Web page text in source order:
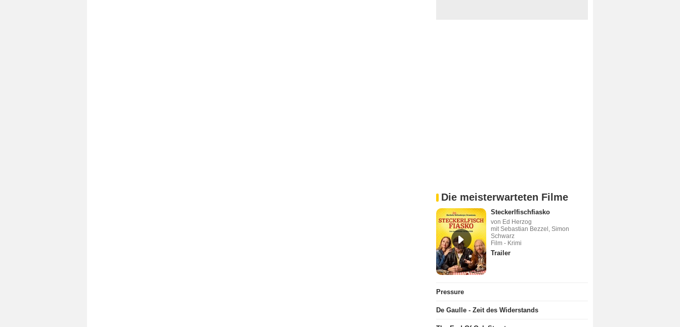
Die meisterwarteten Filme
Steckerlfischfiasko
von Ed Herzog
mit Sebastian Bezzel, Simon
Schwarz
Film - Krimi
Trailer
Pressure
De Gaulle - Zeit des Widerstands